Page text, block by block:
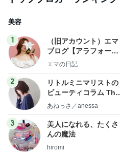
美容
1
（旧アカウント）エマ
ブログ【アラフォー会
社売却セカンドライ
エマの日記
2
リトルミニマリストの
ビューティコラム The
little minimalist's bea
あねっさ／anessa
3
美人になれる、たくさ
んの魔法
hiromi